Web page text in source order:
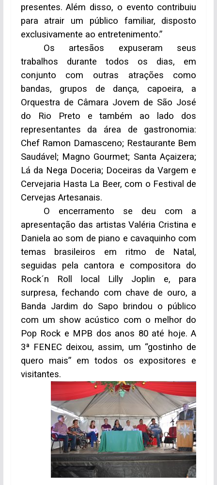
presentes. Além disso, o evento contribuiu
para atrair um público familiar, disposto
exclusivamente ao entretenimento.”
Os artesãos expuseram seus
trabalhos durante todos os dias, em
conjunto com outras atrações como
bandas, grupos de dança, capoeira, a
Orquestra de Câmara Jovem de São José
do Rio Preto e também ao lado dos
representantes da área de gastronomia:
Chef Ramon Damasceno; Restaurante Bem
Saudável; Magno Gourmet; Santa Açaizera;
Lá da Nega Doceria; Doceiras da Vargem e
Cervejaria Hasta La Beer, com o Festival de
Cervejas Artesanais.
O encerramento se deu com a
apresentação das artistas Valéria Cristina e
Daniela ao som de piano e cavaquinho com
temas brasileiros em ritmo de Natal,
seguidas pela cantora e compositora do
Rock´n Roll local Lilly Joplin e, para
surpresa, fechando com chave de ouro, a
Banda Jardim do Sapo brindou o público
com um show acústico com o melhor do
Pop Rock e MPB dos anos 80 até hoje. A
3ª FENEC deixou, assim, um “gostinho de
quero mais” em todos os expositores e
visitantes.